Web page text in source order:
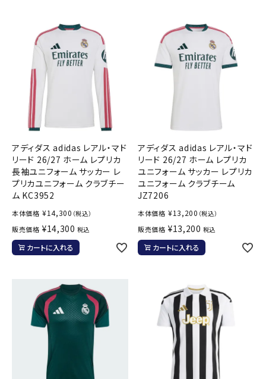
メルマガ登録
特定商取引法
プライバシーポリシー
アディダス adidas レアル・マド
リード 26/27 ホーム レプリカ
長袖ユニフォーム サッカー レ
プリカユニフォーム クラブチー
ム KC3952
本体価格 ¥14,300 （税込）
販売価格 ¥14,300 税込
カートに入れる
アディダス adidas レアル・マド
リード 26/27 ホーム レプリカ
ユニフォーム サッカー レプリカ
ユニフォーム クラブチーム
JZ7206
本体価格 ¥13,200 （税込）
販売価格 ¥13,200 税込
カートに入れる